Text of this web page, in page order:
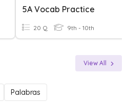
5A Vocab Practice
20 Q 9th - 10th
View All
Palabras